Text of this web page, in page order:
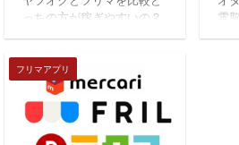
っちの方が稼ぎやすいの？
個人間で不用品などを売買
できるアプリなども今では
一般的になっていますが、
果たしてどちらの方がより
稼ぎやすいのでしょうか。
電
フリマアプリ